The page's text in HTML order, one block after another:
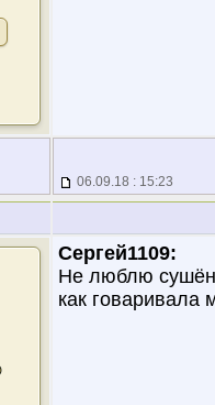
06.09.18 : 15:23
Сергей1109:
Не люблю
как говаривала